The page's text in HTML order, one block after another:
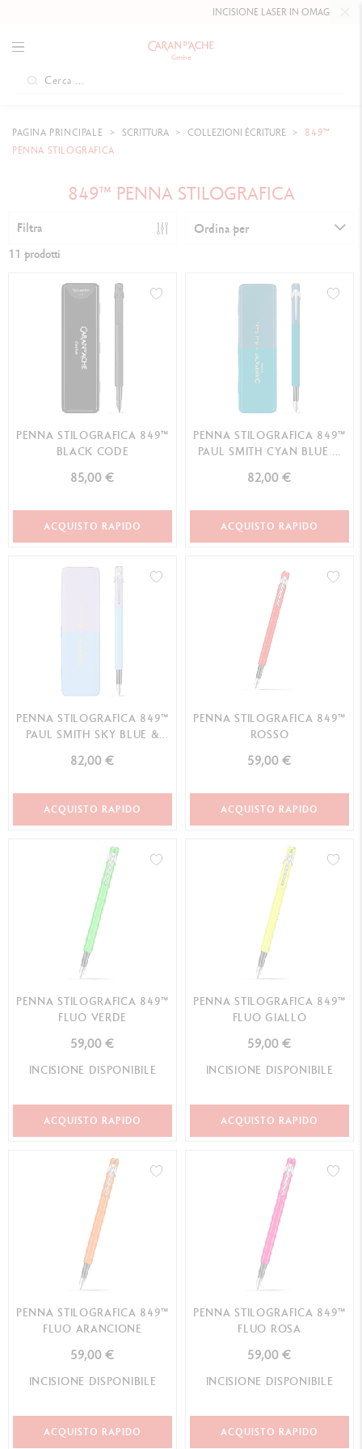
INCISIONE LASER IN OMAGGIO FINO
PAGINA PRINCIPALE SCRITTURA COLLEZIONI ÉCRITURE
849™
PENNA STILOGRAFICA
849™ PENNA STILOGRAFICA
Filtra Ordina per
11 prodotti
PENNA STILOGRAFICA 849™
BLACK CODE
85,00 €
ACQUISTO RAPIDO
PENNA STILOGRAFICA 849™
PAUL SMITH CYAN BLUE &
82,00 €
ACQUISTO RAPIDO
PENNA STILOGRAFICA 849™
PAUL SMITH SKY BLUE &
82,00 €
ACQUISTO RAPIDO
PENNA STILOGRAFICA 849™
ROSSO
59,00 €
ACQUISTO RAPIDO
PENNA STILOGRAFICA 849™
FLUO VERDE
59,00 €
INCISIONE DISPONIBILE
ACQUISTO RAPIDO
PENNA STILOGRAFICA 849™
FLUO GIALLO
59,00 €
INCISIONE DISPONIBILE
ACQUISTO RAPIDO
PENNA STILOGRAFICA 849™
FLUO ARANCIONE
59,00 €
INCISIONE DISPONIBILE
ACQUISTO RAPIDO
PENNA STILOGRAFICA 849™
FLUO ROSA
59,00 €
INCISIONE DISPONIBILE
ACQUISTO RAPIDO